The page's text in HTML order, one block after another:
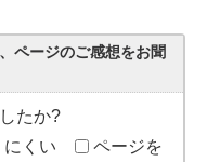
ページのご感想をお聞
たか?
にくい
ページを